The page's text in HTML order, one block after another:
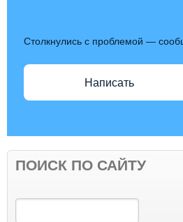
Столкнулись с проблемой —
Написать
ПОИСК ПО САЙТУ
Поиск